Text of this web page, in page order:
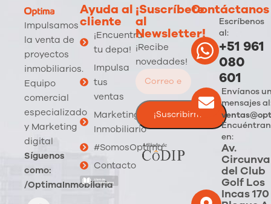
Impulsamos
la venta de
proyectos
inmobiliarios.
Equipo
comercial
especializado
y Marketing
digital
Síguenos
como:
/OptimaInmobilaria
Ayuda al
cliente
¡Encuentra
tu depa!
Impulsa
tus
ventas
Marketing
Inmobiliario
#SomosOptima
Contacto
¡Suscríbete
al
Newsletter!
¡Recibe
novedades!
Contáctanos
Escríbenos
al:
+51 961
080
601
Envíanos
mensajes
en:
Av.
del Club
Golf Los
Incas 170